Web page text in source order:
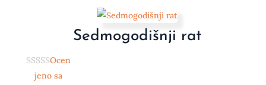
Sedmogodišnji rat
Ocen
jeno sa